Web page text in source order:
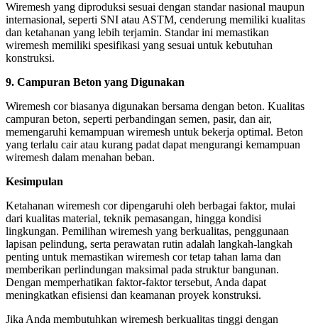
Wiremesh yang diproduksi sesuai dengan standar nasional maupun
internasional, seperti SNI atau ASTM, cenderung memiliki kualitas
dan ketahanan yang lebih terjamin. Standar ini memastikan
wiremesh memiliki spesifikasi yang sesuai untuk kebutuhan
konstruksi.
9. Campuran Beton yang Digunakan
Wiremesh cor biasanya digunakan bersama dengan beton. Kualitas
campuran beton, seperti perbandingan semen, pasir, dan air,
memengaruhi kemampuan wiremesh untuk bekerja optimal. Beton
yang terlalu cair atau kurang padat dapat mengurangi kemampuan
wiremesh dalam menahan beban.
Kesimpulan
Ketahanan wiremesh cor dipengaruhi oleh berbagai faktor, mulai
dari kualitas material, teknik pemasangan, hingga kondisi
lingkungan. Pemilihan wiremesh yang berkualitas, penggunaan
lapisan pelindung, serta perawatan rutin adalah langkah-langkah
penting untuk memastikan wiremesh cor tetap tahan lama dan
memberikan perlindungan maksimal pada struktur bangunan.
Dengan memperhatikan faktor-faktor tersebut, Anda dapat
meningkatkan efisiensi dan keamanan proyek konstruksi.
Jika Anda membutuhkan wiremesh berkualitas tinggi dengan